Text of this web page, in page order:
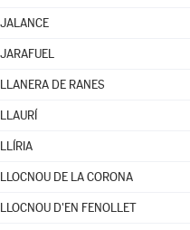
JALANCE
JARAFUEL
LLANERA DE RANES
LLAURÍ
LLÍRIA
LLOCNOU DE LA CORONA
LLOCNOU D'EN FENOLLET